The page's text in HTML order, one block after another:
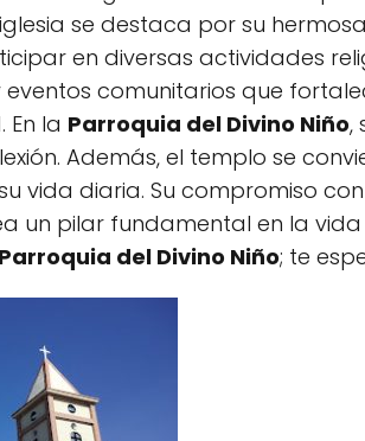
se destaca por su
en diversas actividades
comunitarios que
la Parroquia del Divino Niño,
Además, el templo se
vida diaria. Su compromiso
un pilar fundamental en la
Parroquia del Divino Niño; te